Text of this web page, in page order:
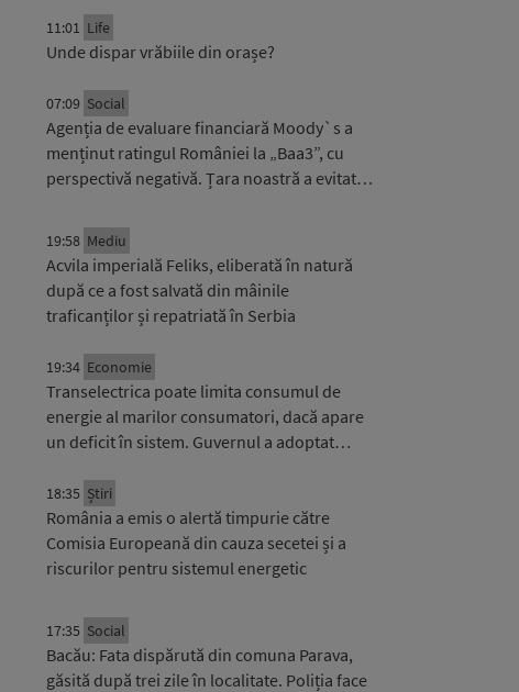
11:01 Life
Unde dispar vrăbiile din orașe?
07:09 Social
Agenția de evaluare financiară Moody`s a
menținut ratingul României la „Baa3”, cu
perspectivă negativă. Țara noastră a evitat…
19:58 Mediu
Acvila imperială Feliks, eliberată în natură
după ce a fost salvată din mâinile
traficanților și repatriată în Serbia
19:34 Economie
Transelectrica poate limita consumul de
energie al marilor consumatori, dacă apare
un deficit în sistem. Guvernul a adoptat…
18:35 Știri
România a emis o alertă timpurie către
Comisia Europeană din cauza secetei și a
riscurilor pentru sistemul energetic
17:35 Social
Bacău: Fata dispărută din comuna Parava,
găsită după trei zile în localitate. Poliția face